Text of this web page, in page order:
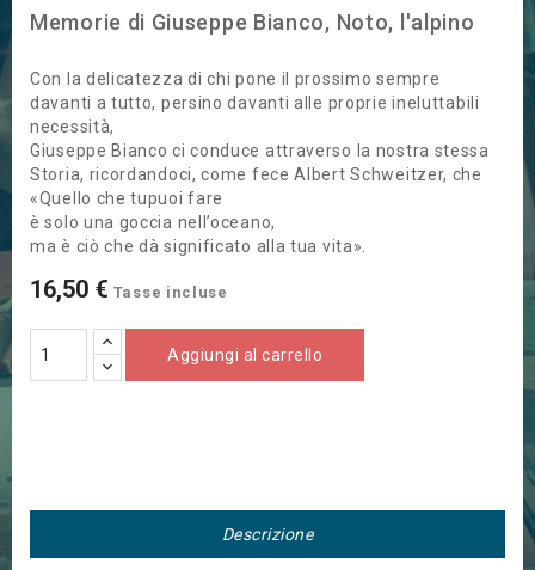
Memorie di Giuseppe Bianco, Noto, l'alpino
Con la delicatezza di chi pone il prossimo sempre
davanti a tutto, persino davanti alle proprie ineluttabili
necessità,
Giuseppe Bianco ci conduce attraverso la nostra stessa
Storia, ricordandoci, come fece Albert Schweitzer, che
«Quello che tupuoi fare
è solo una goccia nell’oceano,
ma è ciò che dà significato alla tua vita».
16,50 € Tasse incluse
Aggiungi al carrello
Descrizione